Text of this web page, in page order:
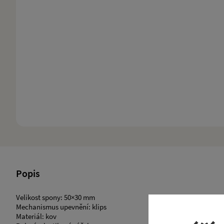
Popis
Velikost spony: 50×30 mm
Mechanismus upevnění: klips
​Materiál: kov